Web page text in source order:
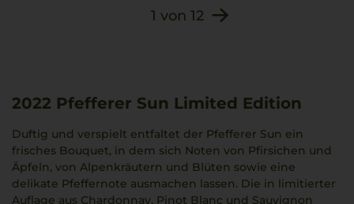
1 von 12
2022 Pfefferer Sun Limited Edition
Duftig und verspielt entfaltet der Pfefferer Sun ein
frisches Bouquet, in dem sich Noten von Pfirsichen und
Äpfeln, von Alpenkräutern und Blüten sowie eine
delikate Pfeffernote ausmachen lassen. Die in limitierter
Auflage aus Chardonnay, Pinot Blanc und Sauvignon